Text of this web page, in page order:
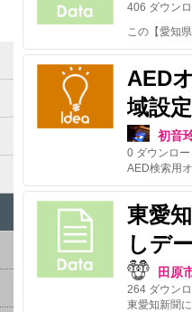
406 ダウン
AED
域設
初音
0 ダウンロ
AED検索用
東愛
しデ
田原
264 ダウン